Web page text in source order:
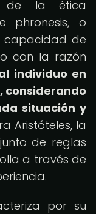
de la ética
phronesis, o
capacidad de
con la razón
individuo en
considerando
situación y
Aristóteles, la
de reglas
a través de
por su